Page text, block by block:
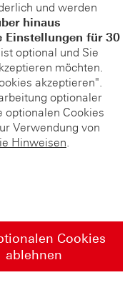
und werden
hinaus
Einstellungen für 30
optional und Sie
möchten.
akzeptieren".
optionaler
optionalen Cookies
Verwendung von
Hinweisen.
Cookies
ablehnen